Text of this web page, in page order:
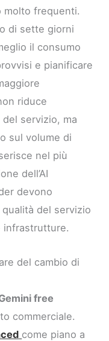
molto frequenti.
di sette giorni
il consumo
e pianificare
riduce
del servizio, ma
sul volume di
nel più
dell’AI
devono
del servizio
infrastrutture.
del cambio di
free
commerciale.
come piano a